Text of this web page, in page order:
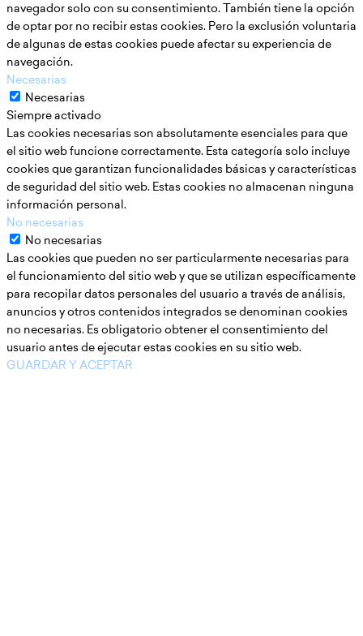
navegador solo con su consentimiento. También tiene la opción
de optar por no recibir estas cookies. Pero la exclusión voluntaria
de algunas de estas cookies puede afectar su experiencia de
navegación.
Necesarias
Necesarias
Siempre activado
Las cookies necesarias son absolutamente esenciales para que
el sitio web funcione correctamente. Esta categoría solo incluye
cookies que garantizan funcionalidades básicas y características
de seguridad del sitio web. Estas cookies no almacenan ninguna
información personal.
No necesarias
No necesarias
Las cookies que pueden no ser particularmente necesarias para
el funcionamiento del sitio web y que se utilizan específicamente
para recopilar datos personales del usuario a través de análisis,
anuncios y otros contenidos integrados se denominan cookies
no necesarias. Es obligatorio obtener el consentimiento del
usuario antes de ejecutar estas cookies en su sitio web.
GUARDAR Y ACEPTAR